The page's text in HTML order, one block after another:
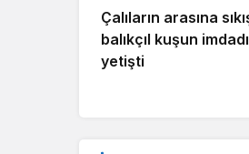
Çalıların arasına
balıkçıl kuşun
yetişti